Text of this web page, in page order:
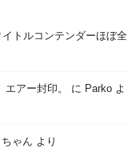
トルコンテンダーほぼ全
アー封印。 に Parkoよ
ゃん より